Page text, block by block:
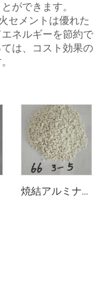
ができます。
セメントは優れた
ネルギーを節約で
は、コスト効果の
焼結アルミナマグネシアスピンエル